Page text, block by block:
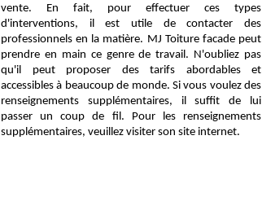
vente. En fait, pour effectuer ces types
d'interventions, il est utile de contacter des
professionnels en la matière. MJ Toiture facade peut
prendre en main ce genre de travail. N'oubliez pas
qu'il peut proposer des tarifs abordables et
accessibles à beaucoup de monde. Si vous voulez des
renseignements supplémentaires, il suffit de lui
passer un coup de fil. Pour les renseignements
supplémentaires, veuillez visiter son site internet.